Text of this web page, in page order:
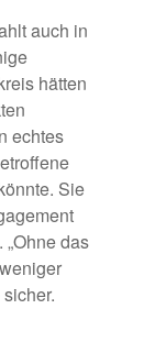
auch in
hätten
echtes
Sie
das